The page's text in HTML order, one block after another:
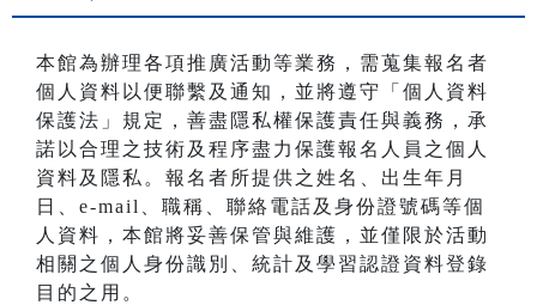
本館為辦理各項推廣活動等業務，需蒐集報名者
個人資料以便聯繫及通知，並將遵守「個人資料
保護法」規定，善盡隱私權保護責任與義務，承
諾以合理之技術及程序盡力保護報名人員之個人
資料及隱私。報名者所提供之姓名、出生年月
日、e-mail、職稱、聯絡電話及身份證號碼等個
人資料，本館將妥善保管與維護，並僅限於活動
相關之個人身份識別、統計及學習認證資料登錄
目的之用。